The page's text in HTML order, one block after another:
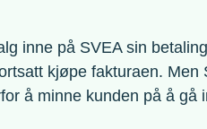
inne på SVEA sin
kjøpe fakturaen. Men
å minne kunden på å gå